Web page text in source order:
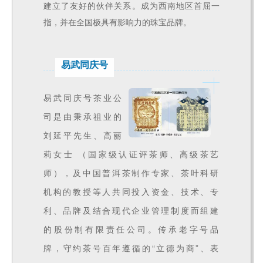
建立了友好的伙伴关系。成为西南地区首屈一
指，并在全国极具有影响力的珠宝品牌。
易武同庆号
易武同庆号茶业公
司是由秉承祖业的
刘延平先生、高丽
莉女士 （国家级认证评茶师、高级茶艺
师），及中国普洱茶制作专家、茶叶科研
机构的教授等人共同投入资金、技术、专
利、品牌及结合现代企业管理制度而组建
的股份制有限责任公司。传承老字号品
牌，守约茶号百年遵循的“立德为商”、表